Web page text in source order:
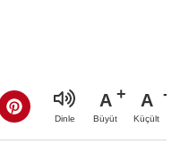
Dinle
A
Büyüt
A
Küçült